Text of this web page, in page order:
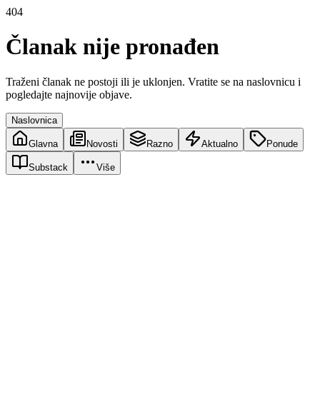
404
Članak nije pronađen
Traženi članak ne postoji ili je uklonjen. Vratite se na naslovnicu i
pogledajte najnovije objave.
Naslovnica
Glavna Novosti Razno Aktualno Ponude
Substack Više